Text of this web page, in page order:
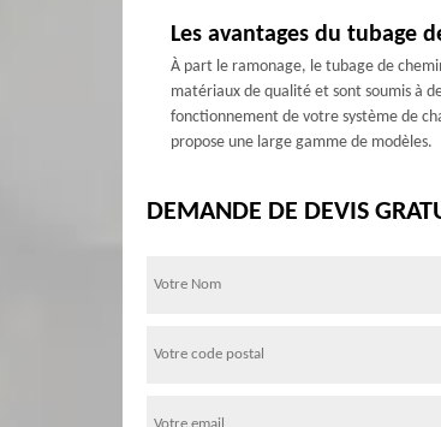
Les avantages du tubage
À part le ramonage, le tubage de
matériaux de qualité et sont soumis à
fonctionnement de votre système de
propose une large gamme de modèles.
DEMANDE DE DEVIS